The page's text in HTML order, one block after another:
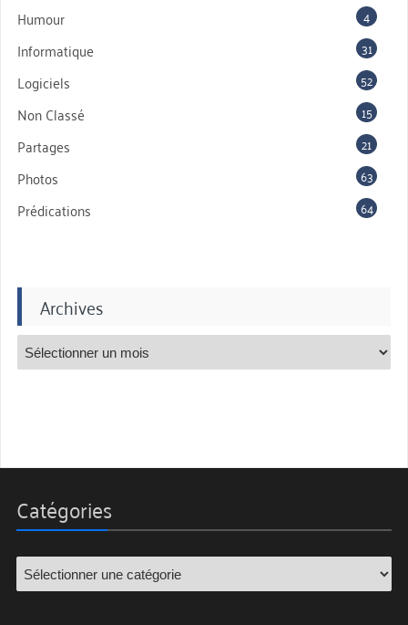
Humour 4
Informatique 31
Logiciels 52
Non Classé 15
Partages 21
Photos 63
Prédications 64
Archives
Catégories